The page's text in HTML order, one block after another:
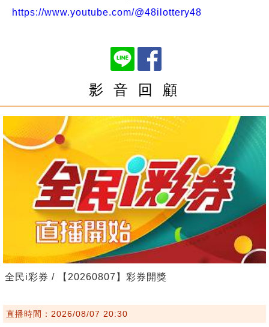
https://www.youtube.com/@48ilottery48
影 音 回 顧
全民i彩券 / 【20260807】彩券開獎
直播時間：2026/08/07 20:30